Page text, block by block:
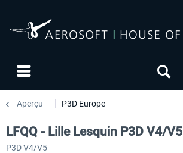
Aperçu P3D Europe
LFQQ - Lille Lesquin P3D V4/V5
P3D V4/V5